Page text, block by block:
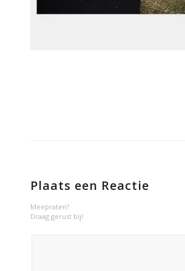
Plaats een Reactie
Meepraten?
Draag gerust bij!